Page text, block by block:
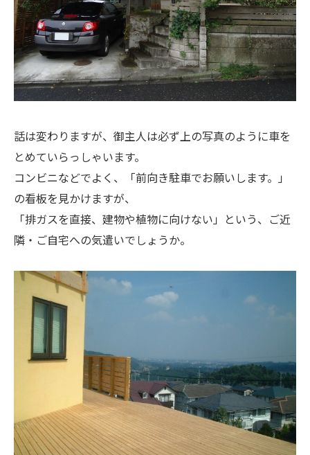
話は変わりますが、御主人は必ず上の写真のように車を
とめていらっしゃいます。
コンビニなどでよく、「前向き駐車でお願いします。」
の看板を見かけますが、
「排ガスを直接、建物や植物に向けない」という、ご近
隣・ご自宅への気遣いでしょうか。